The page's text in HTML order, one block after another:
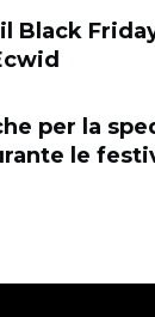
Black
per la
le